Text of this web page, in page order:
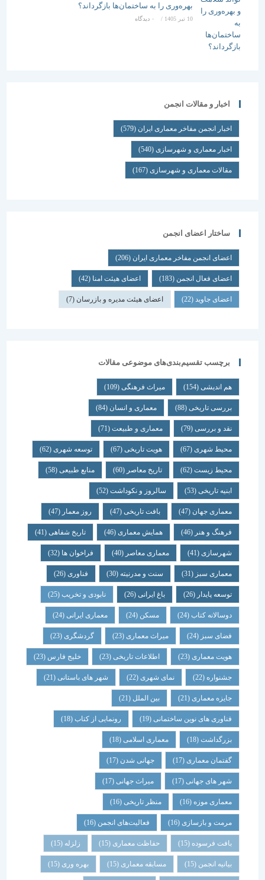
بهره‌وری را به ساختمان‌ها بازگرداند؟
/ ۰ دیدگاه
اخبار و مقالات انجمن
اخبار انجمن مفاخر معماری ایران (579)
اخبار معماری و شهرسازی(540)
مقالات معماری و شهرسازی(167)
ساختار اعضای انجمن
اعضای انجمن مفاخر معماری ایران (206)
اعضای فعال انجمن(183) اعضای هیئت امنا(42)
اعضای جاوید(22) اعضای هیئت مدیره و بازرسان(7)
برچسب تقسیم‌بندی‌های موضوعی مقالات
هم اندیشی (154) میراث فرهنگی (109)
بررسی تاریخی (88) معماری و انسان (84)
نقد و بررسی (79) معماری و طبیعت (71)
محیط شهری(67) هویت تاریخی(67) توسعه شهری(62)
محیط زیست(62) تاریخ معاصر(60) منابع طبیعی(58)
ابنیه تاریخی(53) سالروز و نکوداشت(52)
معماری جهان (47) بافت تاریخی(47) روز معمار(47)
فرهنگ و هنر(46) همایش معماری (46) تاریخ شفاهی (41)
شهرسازی(41) معماری معاصر(40) فراخوان ها (32)
معماری سبز(31) سنت و مدرنیته(30) فناوری (26)
توسعه پایدار(26) باغ ایرانی(26) نابودی و تخریب(25)
دوسالانه کتاب(24) مسکن (24) معماری ایرانی(24)
فضای سبز(24) میراث معماری (23) گردشگری (23)
هویت معماری (23) اطلاعات تاریخی(23) خلیج فارس(23)
جشنواره(22) نمای شهری(22) شهر های باستانی (21)
جایزه معماری (21) بین الملل(21)
فناوری های نوین ساختمانی(19) رونمایی از کتاب (18)
بزرگداشت (18) معماری اسلامی(18)
گفتمان معماری (17) جهانی شدن(17)
شهر های جهانی(17) میراث جهانی(17)
معماری موزه(16) منظر تاریخی (16)
مرمت و بازسازی(16) فعالیت‌های انجمن(16)
بافت فرسوده (15) حفاظت معماری (15) زلزله
بیانیه انجمن(15) مسابقه معماری (15) بهره وری(15)